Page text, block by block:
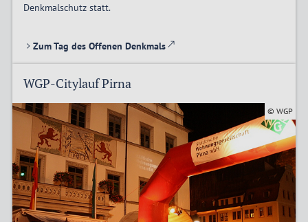
Denkmalschutz statt.
Zum Tag des Offenen Denkmals
WGP-Citylauf Pirna
© WGP